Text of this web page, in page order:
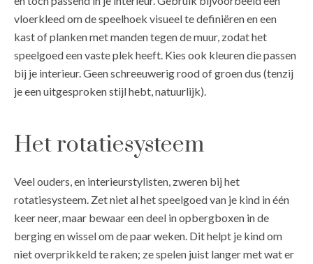
vloerkleed om de speelhoek visueel te definiëren en een
kast of planken met manden tegen de muur, zodat het
speelgoed een vaste plek heeft. Kies ook kleuren die passen
bij je interieur. Geen schreeuwerig rood of groen dus (tenzij
je een uitgesproken stijl hebt, natuurlijk).
Het rotatiesysteem
Veel ouders, en interieurstylisten, zweren bij het
rotatiesysteem. Zet niet al het speelgoed van je kind in één
keer neer, maar bewaar een deel in opbergboxen in de
berging en wissel om de paar weken. Dit helpt je kind om
niet overprikkeld te raken; ze spelen juist langer met wat er